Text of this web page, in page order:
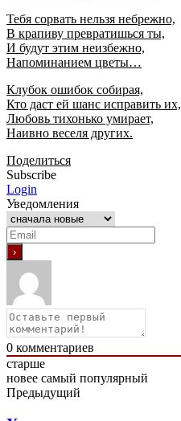
Тебя сорвать нельзя небрежно,
В крапиву превратишься ты,
И будут этим неизбежно,
Напоминанием цветы…
Клубок ошибок собирая,
Кто даст ей шанс исправить их,
Любовь тихонько умирает,
Наивно веселя других.
Поделиться
Subscribe
Login
Уведомления
0 комментариев
старше
новее самый популярный
Предыдущий